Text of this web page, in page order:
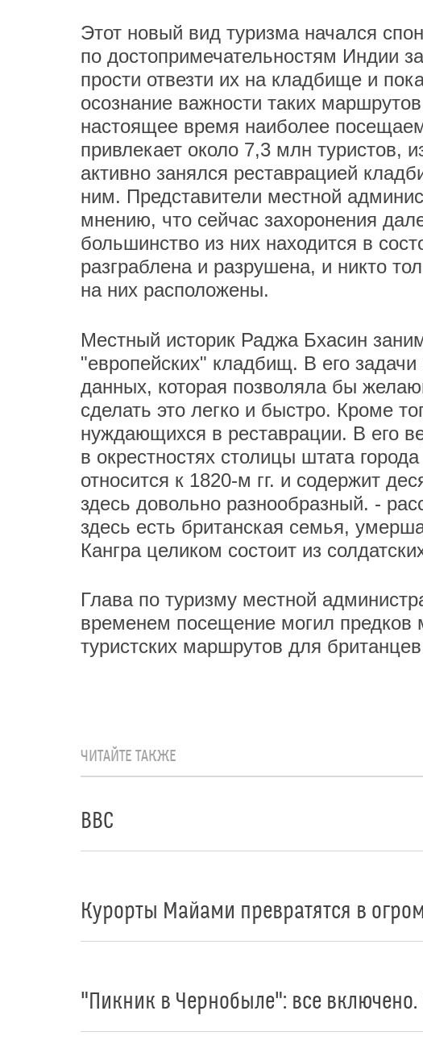
Этот новый вид туризма начался
по достопримечательностям Индии
прости отвезти их на кладбище и
осознание важности таких
настоящее время наиболее
привлекает около 7,3 млн туристов,
активно занялся реставрацией
ним. Представители местной
мнению, что сейчас захоронения
большинство из них находится в
разграблена и разрушена, и никто
на них расположены.
Местный историк Раджа Бхасин
"европейских" кладбищ. В его
данных, которая позволяла бы
сделать это легко и быстро. Кроме
нуждающихся в реставрации. В его
в окрестностях столицы штата
относится к 1820-м гг. и содержит
здесь довольно разнообразный. -
здесь есть британская семья,
Кангра целиком состоит из
Глава по туризму местной
временем посещение могил предков
туристских маршрутов для
ЧИТАЙТЕ ТАКЖЕ
BBC
Курорты Майами превратятся в
"Пикник в Чернобыле": все включено.